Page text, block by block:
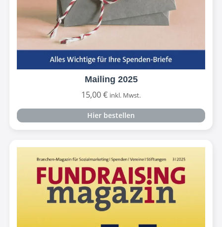
Mailing 2025
15,00€ inkl. Mwst.
Hier bestellen